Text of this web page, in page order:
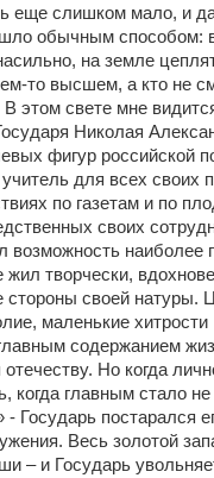
еще слишком мало, и
обычным способом:
на земле
то высшем, а кто не
В этом свете мне
Николая
фигур российской
для всех своих
по газетам и по
своих
возможность наиболее
жил творчески,
своей натуры.
маленькие хитрости
содержанием
Но когда
когда главным стало не
Государь постарался
Весь золотой
– и Государь